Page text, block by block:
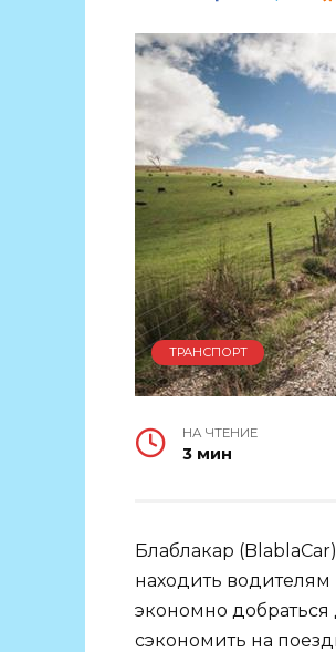
ТРАНСПОРТ
НА ЧТЕНИЕ
3 мин
Блаблакар
находить водителям
экономно добраться
сэкономить на